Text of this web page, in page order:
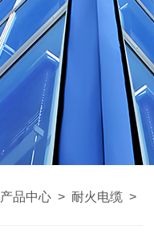
产品中心 > 耐火电缆 >